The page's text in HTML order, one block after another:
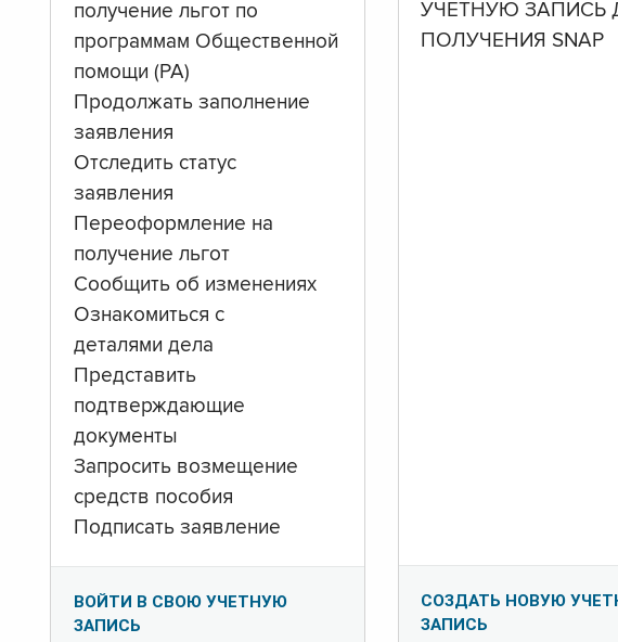
получение льгот по
программам Общественной
помощи (PA)
Продолжать заполнение
заявления
Отследить статус
заявления
Переоформление на
получение льгот
Сообщить об изменениях
Ознакомиться с
деталями дела
Представить
подтверждающие
документы
Запросить возмещение
средств пособия
Подписать заявление
ВОЙТИ В СВОЮ УЧЕТНУЮ
ЗАПИСЬ
УЧЕТНУЮ ЗАПИСЬ
ПОЛУЧЕНИЯ SNAP
СОЗДАТЬ НОВУЮ
ЗАПИСЬ